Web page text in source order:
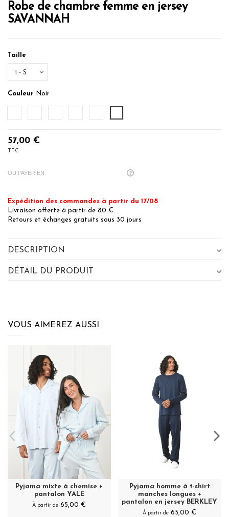
Robe de chambre femme en jersey
SAVANNAH
Taille
Couleur Noir
57,00 €
TTC
OU PAYER EN
Expédition des commandes à partir du 17/08
Livraison offerte à partir de 80 €
Retours et échanges gratuits sous 30 jours
DESCRIPTION
DÉTAIL DU PRODUIT
VOUS AIMEREZ AUSSI
Pyjama mixte à chemise +
pantalon YALE
À partir de 65,00 €
Pyjama homme à t-shirt
manches longues +
pantalon en jersey BERKLEY
À partir de 65,00 €